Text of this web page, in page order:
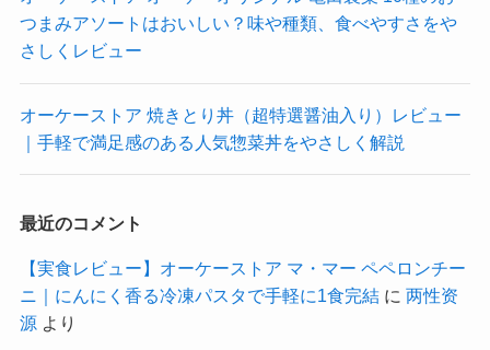
つまみアソートはおいしい？味や種類、食べやすさをや
さしくレビュー
オーケーストア 焼きとり丼（超特選醤油入り）レビュー
｜手軽で満足感のある人気惣菜丼をやさしく解説
最近のコメント
【実食レビュー】オーケーストア マ・マー ペペロンチー
ニ｜にんにく香る冷凍パスタで手軽に1食完結に 两性资
源より